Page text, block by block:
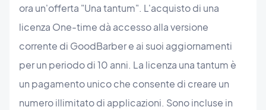
ora un'offerta "Una tantum". L'acquisto di una
licenza One-time dà accesso alla versione
corrente di GoodBarber e ai suoi aggiornamenti
per un periodo di 10 anni. La licenza una tantum è
un pagamento unico che consente di creare un
numero illimitato di applicazioni. Sono incluse in